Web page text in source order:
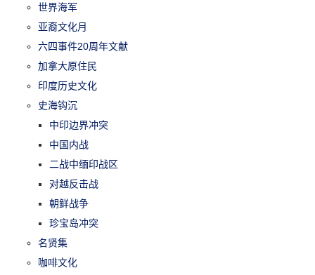
世界海军
亚裔文化月
六四事件20周年文献
加拿大原住民
印度历史文化
史海钩沉
中印边界冲突
中国内战
二战中缅印战区
对越反击战
朝鲜战争
珍宝岛冲突
名贤集
咖啡文化